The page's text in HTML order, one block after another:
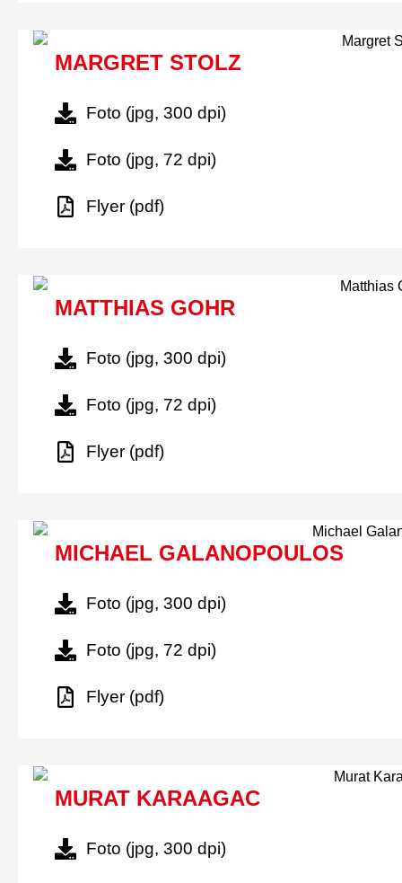
MARGRET STOLZ
Foto (jpg, 300 dpi)
Foto (jpg, 72 dpi)
Flyer (pdf)
MATTHIAS GOHR
Foto (jpg, 300 dpi)
Foto (jpg, 72 dpi)
Flyer (pdf)
MICHAEL GALANOPOULOS
Foto (jpg, 300 dpi)
Foto (jpg, 72 dpi)
Flyer (pdf)
MURAT KARAAGAC
Foto (jpg, 300 dpi)